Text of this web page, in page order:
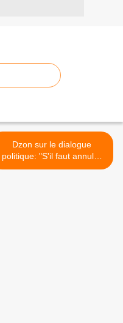
Dzon sur le dialogue
politique: "S'il faut annuler
les jeux africains pour